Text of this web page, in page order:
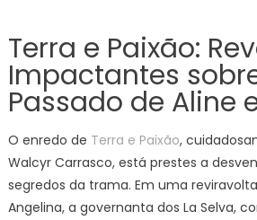
Terra e Paixão:
Impactantes
Passado de Aline
O enredo de Terra e Paixão,
Walcyr Carrasco, está prestes a
segredos da trama. Em uma
Angelina, a governanta dos La Selva,